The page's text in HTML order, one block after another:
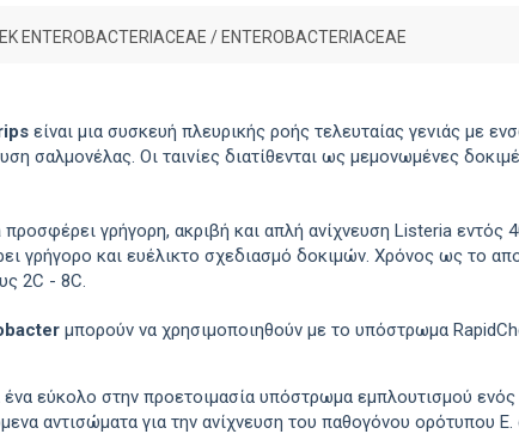
ENTEROBACTERIACEAE / ENTEROBACTERIACEAE
είναι μια συσκευή πλευρικής ροής τελευταίας γενιάς με
σαλμονέλας. Οι ταινίες διατίθενται ως μεμονωμένες
προσφέρει γρήγορη, ακριβή και απλή ανίχνευση Listeria
γρήγορο και ευέλικτο σχεδιασμό δοκιμών. Χρόνος ως το
2C - 8C.
μπορούν να χρησιμοποιηθούν με το υπόστρωμα
εύκολο στην προετοιμασία υπόστρωμα εμπλουτισμού
αντισώματα για την ανίχνευση του παθογόνου ορότυπου